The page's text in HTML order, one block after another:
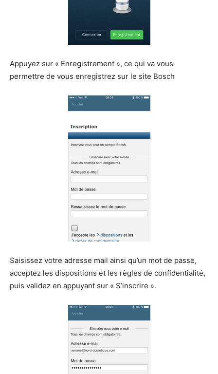
Appuyez sur « Enregistrement », ce qui va vous
permettre de vous enregistrez sur le site Bosch
Saisissez votre adresse mail ainsi qu’un mot de passe,
acceptez les dispositions et les règles de confidentialité,
puis validez en appuyant sur « S’inscrire ».